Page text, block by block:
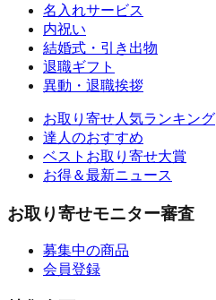
名入れサービス
内祝い
結婚式・引き出物
退職ギフト
異動・退職挨拶
お取り寄せ人気ランキング
達人のおすすめ
ベストお取り寄せ大賞
お得＆最新ニュース
お取り寄せモニター審査
募集中の商品
会員登録